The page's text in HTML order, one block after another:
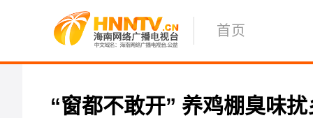
首页
“窗都不敢开” 养鸡棚臭味扰